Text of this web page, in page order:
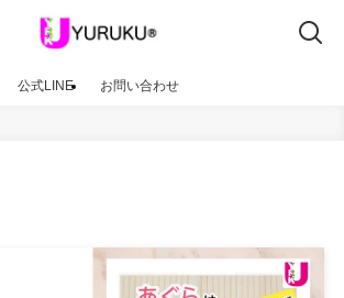
公式LINE お問い合わせ